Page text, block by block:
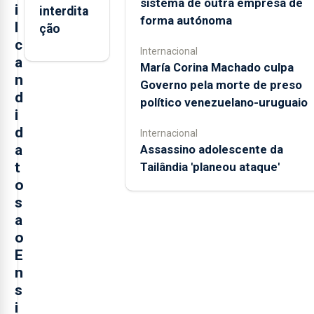
i
l
c
a
n
d
i
d
a
t
o
s
a
o
E
n
s
i
interdita
ção
forma autónoma
Internacional
María Corina Machado culpa
Governo pela morte de preso
político venezuelano-uruguaio
Internacional
Assassino adolescente da
Tailândia 'planeou ataque'